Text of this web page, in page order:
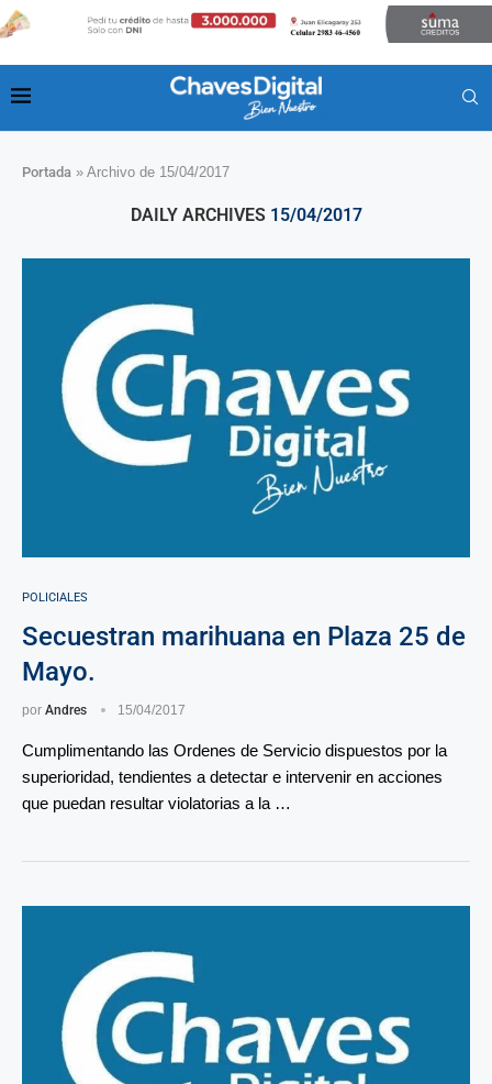
Portada » Archivo de 15/04/2017
DAILY ARCHIVES 15/04/2017
POLICIALES
Secuestran marihuana en Plaza 25 de
Mayo.
por Andres 15/04/2017
Cumplimentando las Ordenes de Servicio dispuestos por la
superioridad, tendientes a detectar e intervenir en acciones
que puedan resultar violatorias a la …